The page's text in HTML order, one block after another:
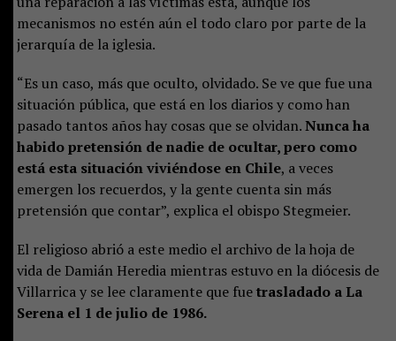
mecanismos no estén aún el todo claro por parte de la
jerarquía de la iglesia.
“Es un caso, más que oculto, olvidado. Se ve que fue una
situación pública, que está en los diarios y como han
pasado tantos años hay cosas que se olvidan.Nunca ha
habido pretensión de nadie de ocultar, pero como
está esta situación viviéndose en Chile, a veces
emergen los recuerdos, y la gente cuenta sin más
pretensión que contar”, explica el obispo Stegmeier.
El religioso abrió a este medio el archivo de la hoja de
vida de Damián Heredia mientras estuvo en la diócesis de
Villarrica y se lee claramente que fuetrasladado a La
Serena el 1 de julio de 1986.